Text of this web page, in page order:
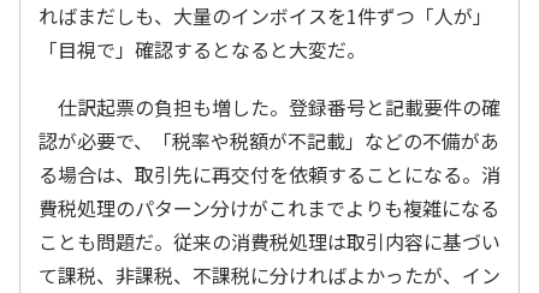
ればまだしも、大量のインボイスを1件ずつ「人が」
「目視で」確認するとなると大変だ。
仕訳起票の負担も増した。登録番号と記載要件の確
認が必要で、「税率や税額が不記載」などの不備があ
る場合は、取引先に再交付を依頼することになる。消
費税処理のパターン分けがこれまでよりも複雑になる
ことも問題だ。従来の消費税処理は取引内容に基づい
て課税、非課税、不課税に分ければよかったが、イン